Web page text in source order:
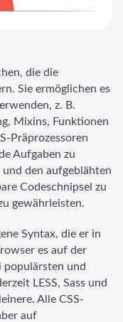
die die
Sie ermöglichen es
z. B.
Mixins, Funktionen
Präprozessoren
Aufgaben zu
den aufgeblähten
Codeschnipsel zu
gewährleisten.
Syntax, die er in
es auf der
populärsten und
LESS, Sass und
Alle CSS-
auf